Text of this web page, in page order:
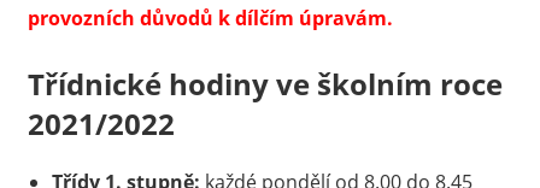
provozních důvodů k dílčím úpravám.
Třídnické hodiny ve školním roce
2021/2022
Třídy 1. stupně: každé pondělí od 8.00 do 8.45